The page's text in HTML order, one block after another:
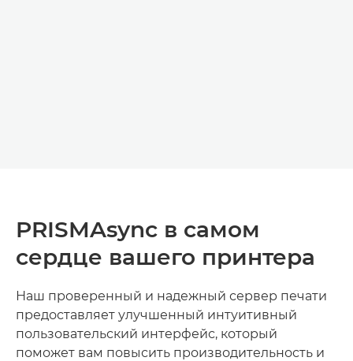
PRISMAsync в самом
сердце вашего принтера
Наш проверенный и надежный сервер печати
предоставляет улучшенный интуитивный
пользовательский интерфейс, который
поможет вам повысить производительность и